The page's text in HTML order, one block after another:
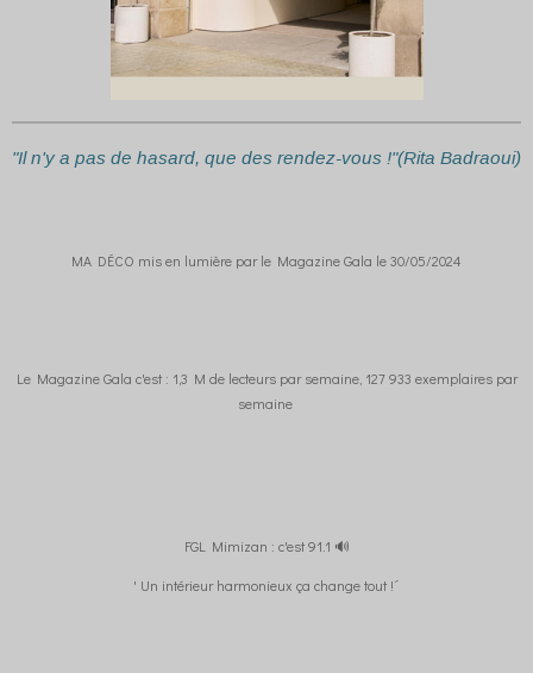
"Il n'y a pas de hasard, que des rendez-vous !"(Rita Badraoui)
MA DÉCO mis en lumière par le Magazine Gala le 30/05/2024
Le Magazine Gala c'est : 1,3 M de lecteurs par semaine, 127 933 exemplaires par
semaine
FGL Mimizan : c'est 91.1 🔊
' Un intérieur harmonieux ça change tout !´